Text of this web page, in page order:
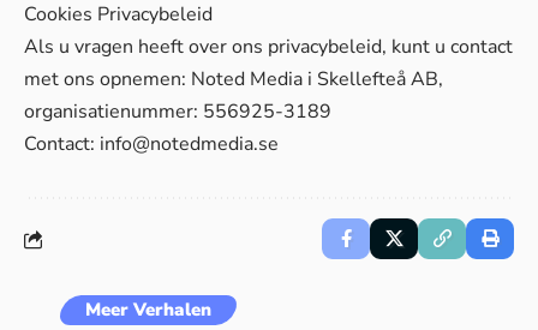
Cookies Privacybeleid
Als u vragen heeft over ons privacybeleid, kunt u contact
met ons opnemen: Noted Media i Skellefteå AB,
organisatienummer: 556925-3189
Contact: info@notedmedia.se
Meer Verhalen